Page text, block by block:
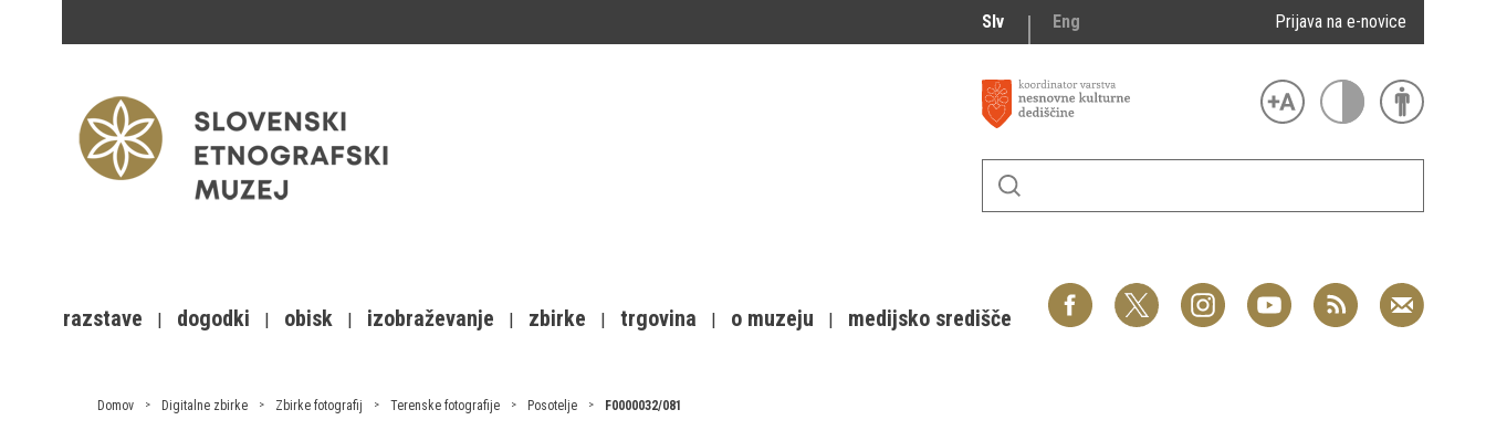
Slv Eng Prijava na e-novice
razstave dogodki obisk izobraževanje zbirke trgovina o muzeju medijsko središče
Domov Digitalne zbirke Zbirke fotografij Terenske fotografije Posotelje F0000032/081